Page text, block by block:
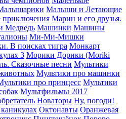
Малыши и Летающие
Марин и его друзья.
Медведь Машинки Машины
Ми-Ми-Мишки
В поисках тигра Монкарт
3 Морики Дорики (Moriki
Сказочные песни Мультики
Мультики про машинки
про принцесс Мультики
Мультфильмы 2017
Новаторы Ну, погоди!
Октонавты Оранжевая